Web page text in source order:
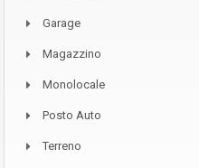
Garage
Magazzino
Monolocale
Posto Auto
Terreno